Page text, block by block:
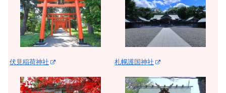
伏見稲荷神社 札幌護国神社